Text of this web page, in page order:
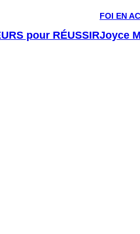
pour RÉUSSIR
FOI EN
Joyce